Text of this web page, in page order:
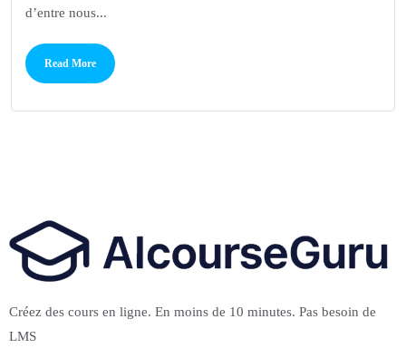
d’entre nous...
Read More
Créez des cours en ligne. En moins de 10 minutes. Pas besoin de
LMS